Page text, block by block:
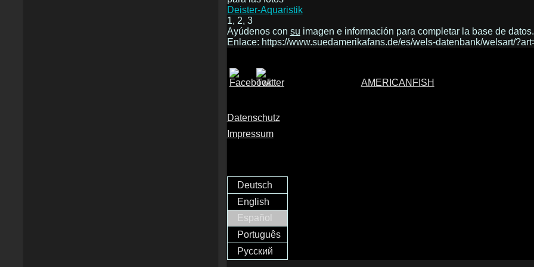
Deister-Aquaristik
1, 2, 3
Ayúdenos con su imagen e información para completar la base de
Enlace: https://www.suedamerikafans.de/es/wels-datenbank/welsart/
AMERICANFISH
Datenschutz
Impressum
Deutsch
English
Español
Português
Русский